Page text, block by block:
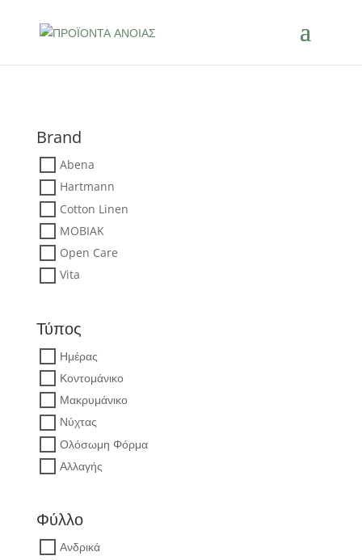
Brand
Abena
Hartmann
Cotton Linen
MOBIAK
Open Care
Vita
Τύπος
Ημέρας
Κοντομάνικο
Μακρυμάνικο
Νύχτας
Ολόσωμη Φόρμα
Αλλαγής
Φύλλο
Ανδρικά